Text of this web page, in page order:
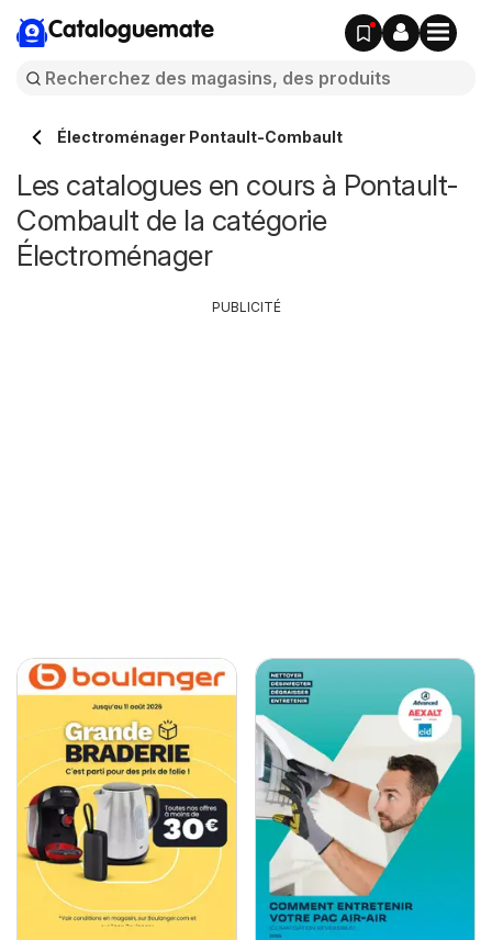
Cataloguemate
Électroménager Pontault-Combault
Les catalogues en cours à Pontault-
Combault de la catégorie
Électroménager
PUBLICITÉ